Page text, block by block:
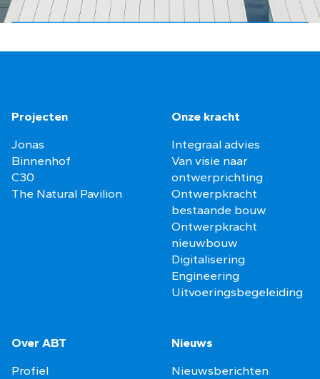
Projecten
Jonas
Binnenhof
C30
The Natural Pavilion
Onze kracht
Integraal advies
Van visie naar
ontwerprichting
Ontwerpkracht
bestaande bouw
Ontwerpkracht
nieuwbouw
Digitalisering
Engineering
Uitvoeringsbegeleiding
Over ABT
Profiel
Nieuws
Nieuwsberichten